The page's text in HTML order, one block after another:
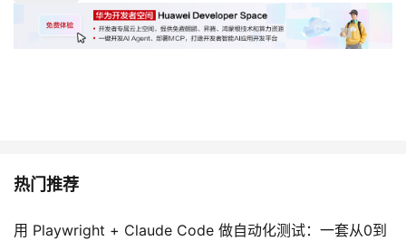
热门推荐
用 Playwright + Claude Code 做自动化测试：一套从0到